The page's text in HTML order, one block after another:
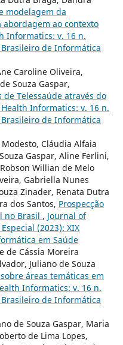
modelagem da
ao contexto
Informatics: v. 16 n.
Brasileiro de Informática
Caroline Oliveira,
Souza Gaspar,
de Telessaúde através do
Informatics: v. 16 n.
Brasileiro de Informática
Cláudia Alfaia
Gaspar, Aline Ferlini,
Willian de Melo
Gabriella Nunes
Zinader, Renata Dutra
dos Santos, Prospecção
no Brasil , Journal of
(2023): XIX
em Saúde
de Cássia Moreira
Juliano de Souza
áreas temáticas em
Informatics: v. 16 n.
Brasileiro de Informática
de Souza Gaspar, Maria
de Lima Lopes,